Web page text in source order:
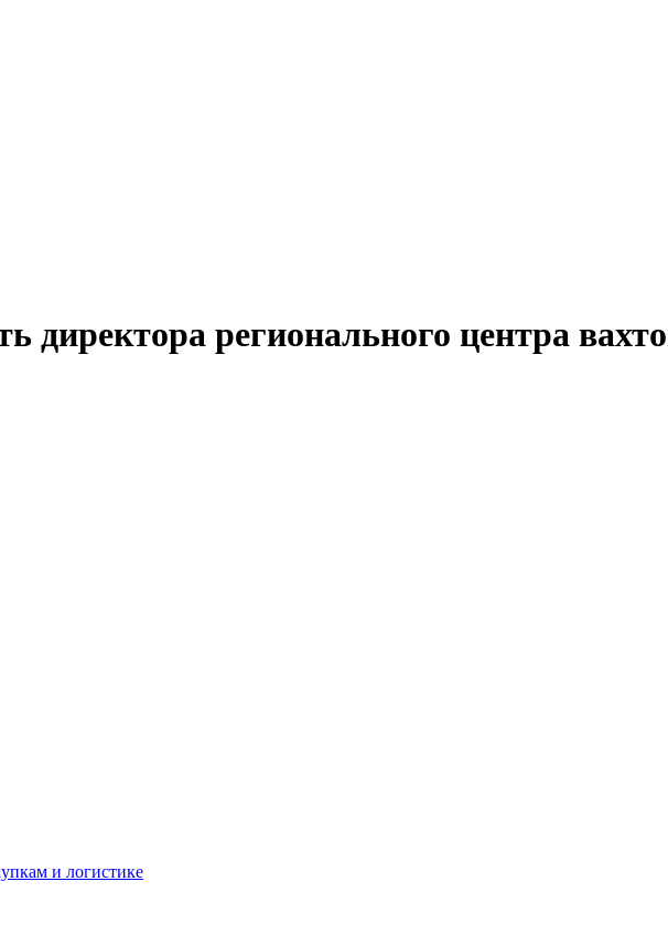
директора регионального центра
и логистике